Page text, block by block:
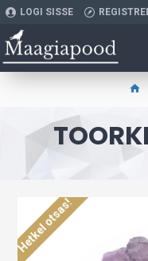
LOGI SISSE
Hetkel otsas!